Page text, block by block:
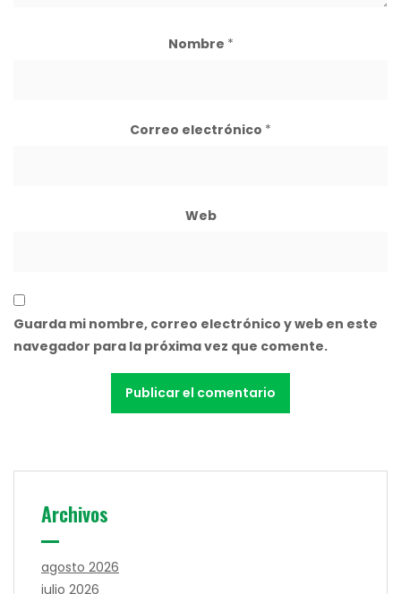
Nombre *
Correo electrónico *
Web
Guarda mi nombre, correo electrónico y web en este
navegador para la próxima vez que comente.
Archivos
agosto 2026
julio 2026